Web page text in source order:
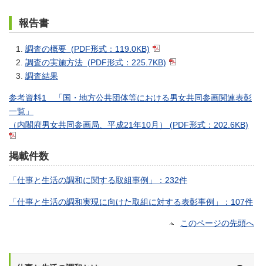
報告書
調査の概要 (PDF形式：119.0KB)
調査の実施方法 (PDF形式：225.7KB)
調査結果
参考資料1 「国・地方公共団体等における男女共同参画関連表彰
一覧」
（内閣府男女共同参画局、平成21年10月） (PDF形式：202.6KB)
掲載件数
「仕事と生活の調和に関する取組事例」：232件
「仕事と生活の調和実現に向けた取組に対する表彰事例」：107件
このページの先頭へ